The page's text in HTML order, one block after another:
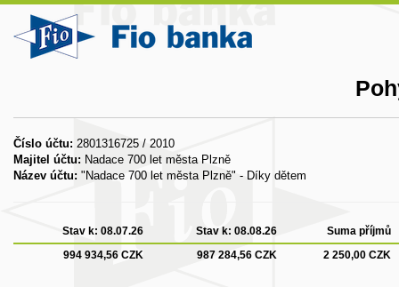
Číslo účtu: 2801316725 / 2010
Majitel účtu: Nadace 700 let města Plzně
Název účtu: "Nadace 700 let města Plzně" - Díky dětem
Stav k: 08.07.26 Stav k: 08.08.26
Suma příjmů
994 934,56 CZK
987 284,56 CZK 2 250,00 CZK